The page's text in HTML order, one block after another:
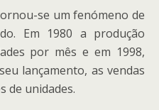
se um fenómeno de
Em 1980 a produção
por mês e em 1998,
lançamento, as vendas
de unidades.